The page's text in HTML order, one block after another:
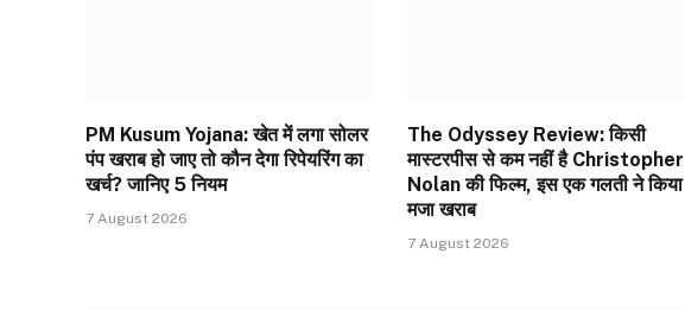
PM Kusum Yojana: खेत में लगा सोलर
पंप खराब हो जाए तो कौन देगा रिपेयरिंग का
खर्च? जानिए 5 नियम
7 August 2026
The Odyssey Review: किसी
मास्टरपीस से कम नहीं है Christopher
Nolan की फिल्म, इस एक गलती ने किया
मजा खराब
7 August 2026